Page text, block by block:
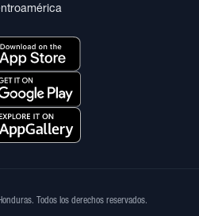
Todos los derechos reservados.